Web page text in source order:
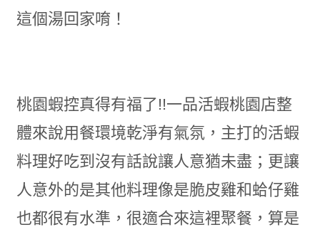
這個湯回家唷！
桃園蝦控真得有福了!!一品活蝦桃園店整
體來說用餐環境乾淨有氣氛，主打的活蝦
料理好吃到沒有話說讓人意猶未盡；更讓
人意外的是其他料理像是脆皮雞和蛤仔雞
也都很有水準，很適合來這裡聚餐，算是